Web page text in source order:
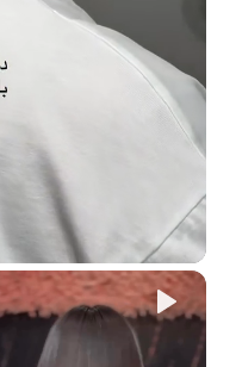
ماذا تعني الحروف S و M؟
ما هي رائحة الشامبو
رائحة خفيفة من الفواكه
كيف تجد الشامبو
بسيط جدًا!
إذا كان شعرك تالفًا، جربي خط
إذا كان شعرك دهنيًا، جربي خط
إذا كان شعرك مفرودًا